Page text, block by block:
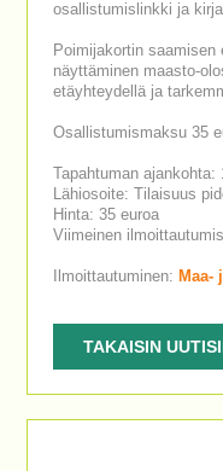
osallistumislinkki ja
Poimijakortin
näyttäminen maasto-
etäyhteydellä ja
Osallistumismaksu 35
Tapahtuman
Lähiosoite: Tilaisuus
Hinta: 35 euroa
Viimeinen
Ilmoittautuminen: Maa-
TAKAISIN